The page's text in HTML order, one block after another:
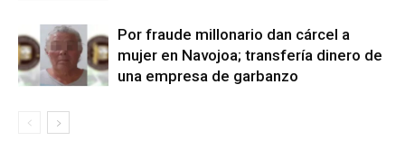
Por fraude millonario dan cárcel a
mujer en Navojoa; transfería dinero de
una empresa de garbanzo